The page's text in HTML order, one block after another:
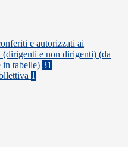
e autorizzati ai
(dirigenti e non dirigenti) (da
in tabelle) 31
1